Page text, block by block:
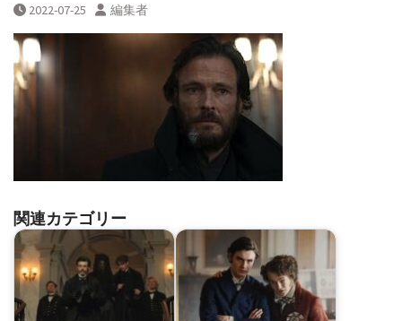
2022-07-25 編集者
関連カテゴリー